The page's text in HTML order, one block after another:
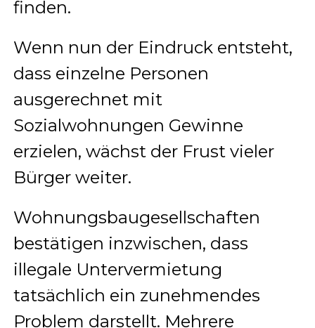
finden.
Wenn nun der Eindruck entsteht,
dass einzelne Personen
ausgerechnet mit
Sozialwohnungen Gewinne
erzielen, wächst der Frust vieler
Bürger weiter.
Wohnungsbaugesellschaften
bestätigen inzwischen, dass
illegale Untervermietung
tatsächlich ein zunehmendes
Problem darstellt. Mehrere